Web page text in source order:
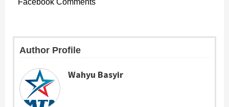
Author Profile
Wahyu Basyir